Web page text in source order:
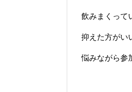
飲みまくって
抑えた方がい
悩みながら参